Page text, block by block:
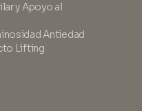
y Apoyo al
Antiedad
Lifting